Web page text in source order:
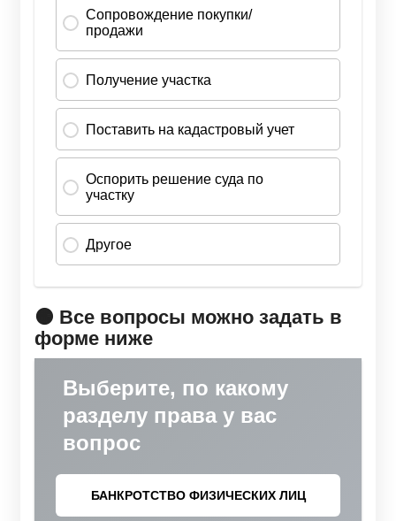
🟠 Все вопросы можно задать в
форме ниже